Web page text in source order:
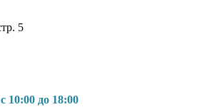
5
с 10:00 до 18:00